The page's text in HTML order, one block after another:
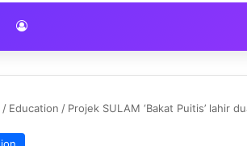
/ Education / Projek SULAM ‘Bakat Puitis’ lahir